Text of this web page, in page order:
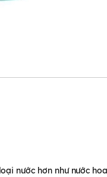
nước hơn như nước hoa